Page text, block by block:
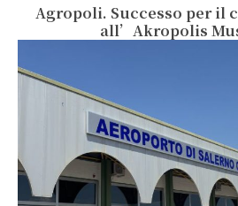
Agropoli. Successo per il
all’Akropolis